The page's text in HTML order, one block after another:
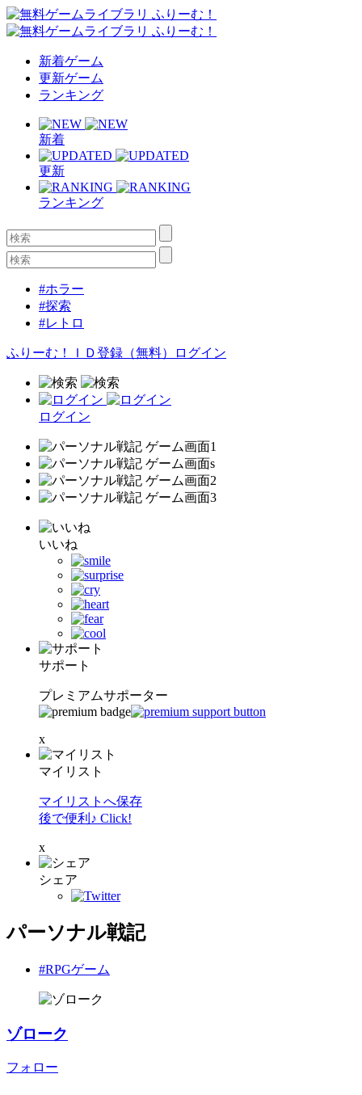
新着ゲーム
更新ゲーム
ランキング
新着
更新
ランキング
#ホラー
#探索
#レトロ
ふりーむ！ＩＤ登録（無料） ログイン
ログイン
いいね
サポート
プレミアムサポーター
x
マイリスト
マイリストへ保存
後で便利♪ Click!
x
シェア
パーソナル戦記
#RPGゲーム
ゾローク
フォロー